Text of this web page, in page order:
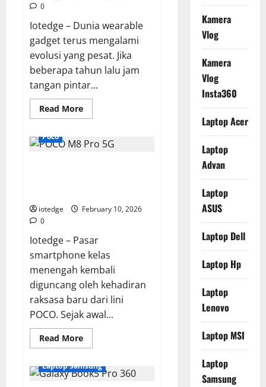
Sini!
0
Iotedge – Dunia wearable
gadget terus mengalami
evolusi yang pesat. Jika
beberapa tahun lalu jam
tangan pintar...
Read MoreRead
more
Watch
S4
Teknologi
Poco
iotedge
February 10, 2026
0
Iotedge – Pasar
smartphone kelas
menengah kembali
diguncang oleh kehadiran
raksasa baru dari lini
POCO. Sejak awal...
Read MoreRead
more
M8
Pro
Laptop Samsung
Kamera
Vlog
Kamera
Vlog
Insta360
Laptop Acer
Laptop
Advan
Laptop
ASUS
Laptop Dell
Laptop Hp
Laptop
Lenovo
Laptop MSI
Laptop
Samsung